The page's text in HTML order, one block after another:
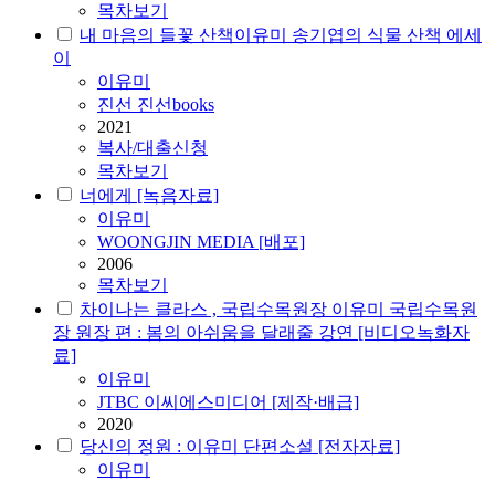
목차보기
내 마음의 들꽃 산책이유미 송기엽의 식물 산책 에세
이
이유미
진선 진선books
2021
복사/대출신청
목차보기
너에게 [녹음자료]
이유미
WOONGJIN MEDIA [배포]
2006
목차보기
차이나는 클라스 , 국립수목원장 이유미 국립수목원
장 원장 편 : 봄의 아쉬움을 달래줄 강연 [비디오녹화자
료]
이유미
JTBC 이씨에스미디어 [제작·배급]
2020
당신의 정원 : 이유미 단편소설 [전자자료]
이유미